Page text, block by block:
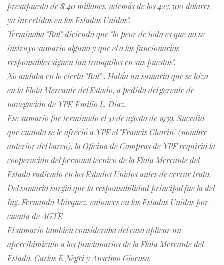
presupuesto de $ 40 millones, además de los 427.500 dólares
ya invertidos en los Estados Unidos".
Terminaba "Rol" diciendo que "lo peor de todo es que no se
instruyo sumario alguno y que el o los funcionarios
responsables siguen tan tranquilos en sus puestos".
No andaba en lo cierto "Rol" . Había un sumario que se hizo
en la Flota Mercante del Estado, a pedido del gerente de
navegación de YPF, Emilio L. Díaz.
Ese sumario fue terminado el 31 de agosto de 1959. Sucedió
que cuando se le ofreció a YPF el "Francis Chorin" (nombre
anterior del barco), la Oficina de Compras de YPF requirió la
cooperación del personal técnico de la Flota Mercante del
Estado radicado en los Estados Unidos antes de cerrar trato.
Del sumario surgió que la responsabilidad principal fue la del
Ing. Fernando Márquez, entonces en los Estados Unidos por
cuenta de AGTF.
El sumario también consideraba del caso aplicar un
apercibimiento a los funcionarios de la Flota Mercante del
Estado, Carlos F. Negri y Anselmo Giocosa.